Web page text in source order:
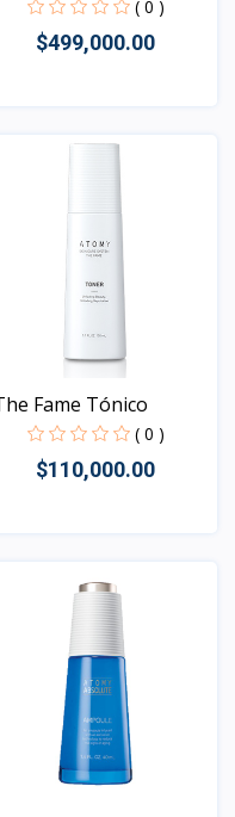
( 0 )
$499,000.00
Fame Tónico
( 0 )
$110,000.00